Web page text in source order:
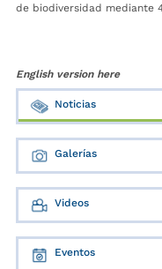
de biodiversidad mediante
English version here
Noticias
Galerías
Videos
Eventos